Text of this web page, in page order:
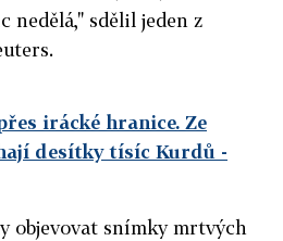
nedělá," sdělil jeden z
irácké hranice. Ze
desítky tísíc Kurdů -
objevovat snímky mrtvých